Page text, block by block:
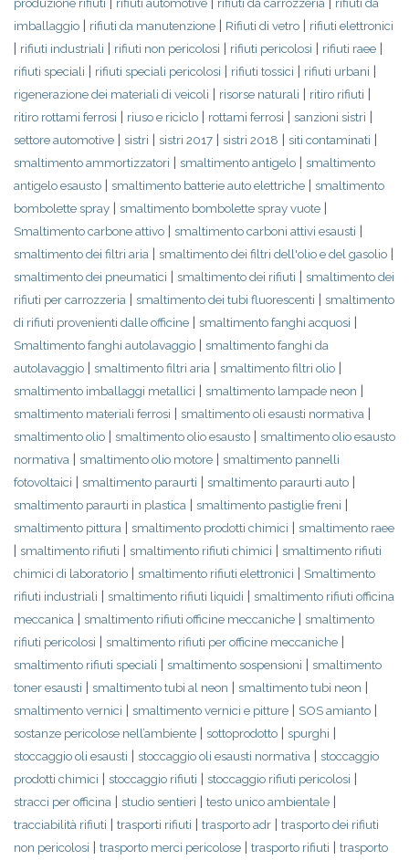
imballaggio | rifiuti da manutenzione | Rifiuti di vetro | rifiuti elettronici
| rifiuti industriali | rifiuti non pericolosi | rifiuti pericolosi | rifiuti raee |
rifiuti speciali | rifiuti speciali pericolosi | rifiuti tossici | rifiuti urbani |
rigenerazione dei materiali di veicoli | risorse naturali | ritiro rifiuti |
ritiro rottami ferrosi | riuso e riciclo | rottami ferrosi | sanzioni sistri |
settore automotive | sistri | sistri 2017 | sistri 2018 | siti contaminati |
smaltimento ammortizzatori | smaltimento antigelo | smaltimento
antigelo esausto | smaltimento batterie auto elettriche | smaltimento
bombolette spray | smaltimento bombolette spray vuote |
Smaltimento carbone attivo | smaltimento carboni attivi esausti |
smaltimento dei filtri aria | smaltimento dei filtri dell'olio e del gasolio |
smaltimento dei pneumatici | smaltimento dei rifiuti | smaltimento dei
rifiuti per carrozzeria | smaltimento dei tubi fluorescenti | smaltimento
di rifiuti provenienti dalle officine | smaltimento fanghi acquosi |
Smaltimento fanghi autolavaggio | smaltimento fanghi da
autolavaggio | smaltimento filtri aria | smaltimento filtri olio |
smaltimento imballaggi metallici | smaltimento lampade neon |
smaltimento materiali ferrosi | smaltimento oli esausti normativa |
smaltimento olio | smaltimento olio esausto | smaltimento olio esausto
normativa | smaltimento olio motore | smaltimento pannelli
fotovoltaici | smaltimento paraurti | smaltimento paraurti auto |
smaltimento paraurti in plastica | smaltimento pastiglie freni |
smaltimento pittura | smaltimento prodotti chimici | smaltimento raee
| smaltimento rifiuti | smaltimento rifiuti chimici | smaltimento rifiuti
chimici di laboratorio | smaltimento rifiuti elettronici | Smaltimento
rifiuti industriali | smaltimento rifiuti liquidi | smaltimento rifiuti officina
meccanica | smaltimento rifiuti officine meccaniche | smaltimento
rifiuti pericolosi | smaltimento rifiuti per officine meccaniche |
smaltimento rifiuti speciali | smaltimento sospensioni | smaltimento
toner esausti | smaltimento tubi al neon | smaltimento tubi neon |
smaltimento vernici | smaltimento vernici e pitture | SOS amianto |
sostanze pericolose nell’ambiente | sottoprodotto | spurghi |
stoccaggio oli esausti | stoccaggio oli esausti normativa | stoccaggio
prodotti chimici | stoccaggio rifiuti | stoccaggio rifiuti pericolosi |
stracci per officina | studio sentieri | testo unico ambientale |
tracciabilità rifiuti | trasporti rifiuti | trasporto adr | trasporto dei rifiuti
non pericolosi | trasporto merci pericolose | trasporto rifiuti | trasporto